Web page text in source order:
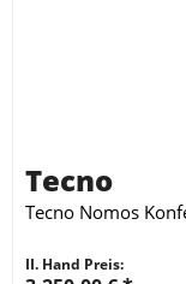
Tecno
Tecno Nomos
II. Hand Preis: